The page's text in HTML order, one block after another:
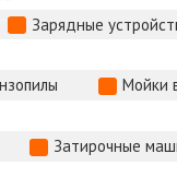
Зарядные
Мойки
Затирочные